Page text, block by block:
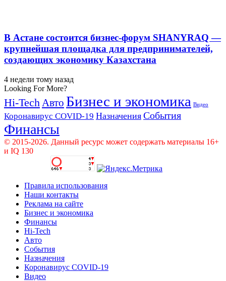
В Астане состоится бизнес-форум SHANYRAQ —
крупнейшая площадка для предпринимателей,
создающих экономику Казахстана
4 недели тому назад
Looking For More?
Hi-Tech Авто Бизнес и экономика Видео
Коронавирус COVID-19 Назначения События
Финансы
© 2015-2026. Данный ресурс может содержать материалы 16+
и IQ 130
Правила использования
Наши контакты
Реклама на сайте
Бизнес и экономика
Финансы
Hi-Tech
Авто
События
Назначения
Коронавирус COVID-19
Видео